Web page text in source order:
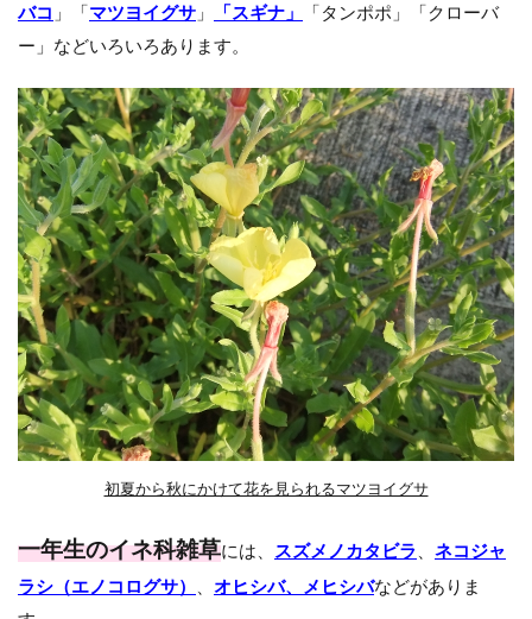
バコ 」「マツヨイグサ 」 「スギナ」
「タンポポ」「クローバ
ー」などいろいろあります。
初夏から秋にかけて花を見られるマツヨイグサ
一年生のイネ科雑草には、 スズメノカタビラ
ネコジャ
ラシ（エノコログサ）
オヒシバ、メヒシバなどがありま